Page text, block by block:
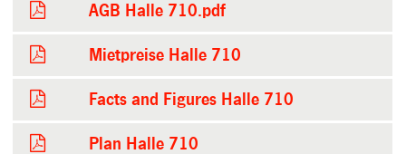
AGB Halle 710.pdf
Mietpreise Halle 710
Facts and Figures Halle 710
Plan Halle 710